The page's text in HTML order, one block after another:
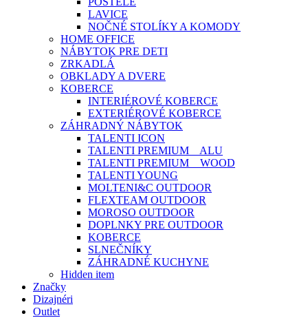
LAVICE
NOČNÉ STOLÍKY A KOMODY
HOME OFFICE
NÁBYTOK PRE DETI
ZRKADLÁ
OBKLADY A DVERE
KOBERCE
INTERIÉROVÉ KOBERCE
EXTERIÉROVÉ KOBERCE
ZÁHRADNÝ NÁBYTOK
TALENTI ICON
TALENTI PREMIUM _ ALU
TALENTI PREMIUM _ WOOD
TALENTI YOUNG
MOLTENI&C OUTDOOR
FLEXTEAM OUTDOOR
MOROSO OUTDOOR
DOPLNKY PRE OUTDOOR
KOBERCE
SLNEČNÍKY
ZÁHRADNÉ KUCHYNE
Hidden item
Značky
Dizajnéri
Outlet